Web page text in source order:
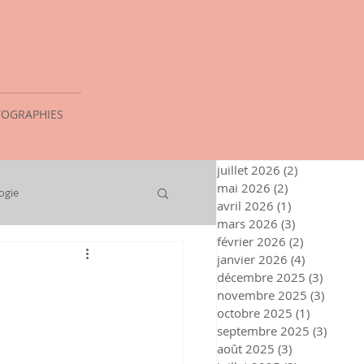
juillet 2026 (2)
mai 2026 (2)
avril 2026 (1)
mars 2026 (3)
février 2026 (2)
janvier 2026 (4)
décembre 2025 (3)
novembre 2025 (3)
octobre 2025 (1)
septembre 2025 (3)
août 2025 (3)